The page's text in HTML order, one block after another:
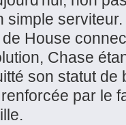
simple
House
Chase
son statut
par le